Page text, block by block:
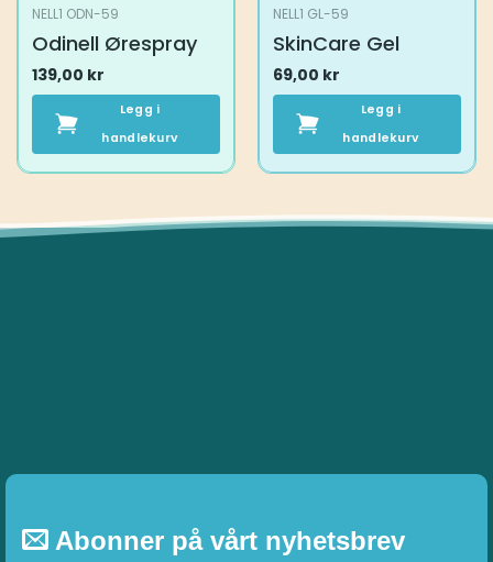
NELL1 ODN-59
Odinell Ørespray
139,00 kr
Legg i
handlekurv
NELL1 GL-59
SkinCare Gel
69,00 kr
Legg i
handlekurv
Abonner på vårt nyhetsbrev